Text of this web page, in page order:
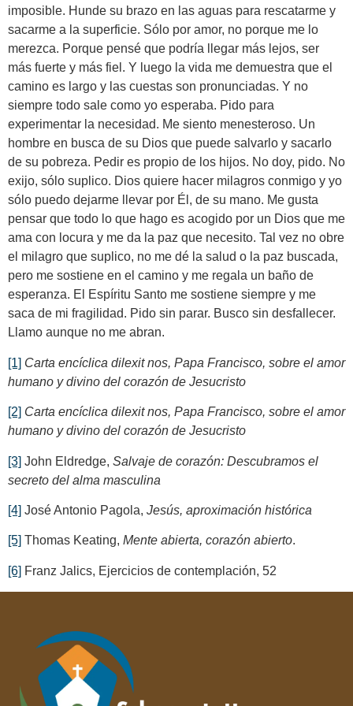
imposible. Hunde su brazo en las aguas para rescatarme y
sacarme a la superficie. Sólo por amor, no porque me lo
merezca. Porque pensé que podría llegar más lejos, ser
más fuerte y más fiel. Y luego la vida me demuestra que el
camino es largo y las cuestas son pronunciadas. Y no
siempre todo sale como yo esperaba. Pido para
experimentar la necesidad. Me siento menesteroso. Un
hombre en busca de su Dios que puede salvarlo y sacarlo
de su pobreza. Pedir es propio de los hijos. No doy, pido. No
exijo, sólo suplico. Dios quiere hacer milagros conmigo y yo
sólo puedo dejarme llevar por Él, de su mano. Me gusta
pensar que todo lo que hago es acogido por un Dios que me
ama con locura y me da la paz que necesito. Tal vez no obre
el milagro que suplico, no me dé la salud o la paz buscada,
pero me sostiene en el camino y me regala un baño de
esperanza. El Espíritu Santo me sostiene siempre y me
saca de mi fragilidad. Pido sin parar. Busco sin desfallecer.
Llamo aunque no me abran.
[1] Carta encíclica dilexit nos, Papa Francisco, sobre el amor
humano y divino del corazón de Jesucristo
[2] Carta encíclica dilexit nos, Papa Francisco, sobre el amor
humano y divino del corazón de Jesucristo
[3] John Eldredge, Salvaje de corazón: Descubramos el
secreto del alma masculina
[4] José Antonio Pagola, Jesús, aproximación histórica
[5] Thomas Keating, Mente abierta, corazón abierto.
[6] Franz Jalics, Ejercicios de contemplación, 52